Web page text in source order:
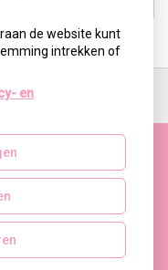
Beheer
|Voorwaarden
de website kunt
intrekken of
en